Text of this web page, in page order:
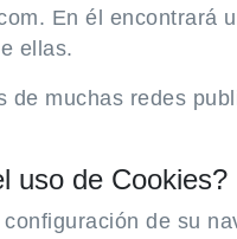
En él encontrará
ellas.
muchas redes
uso de Cookies?
de su